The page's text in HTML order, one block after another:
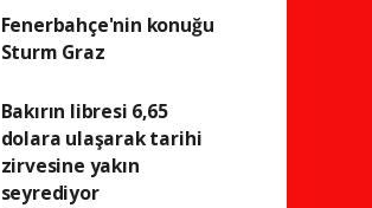
Fenerbahçe'nin konuğu
Sturm Graz
Bakırın libresi 6,65
dolara ulaşarak tarihi
zirvesine yakın
seyrediyor